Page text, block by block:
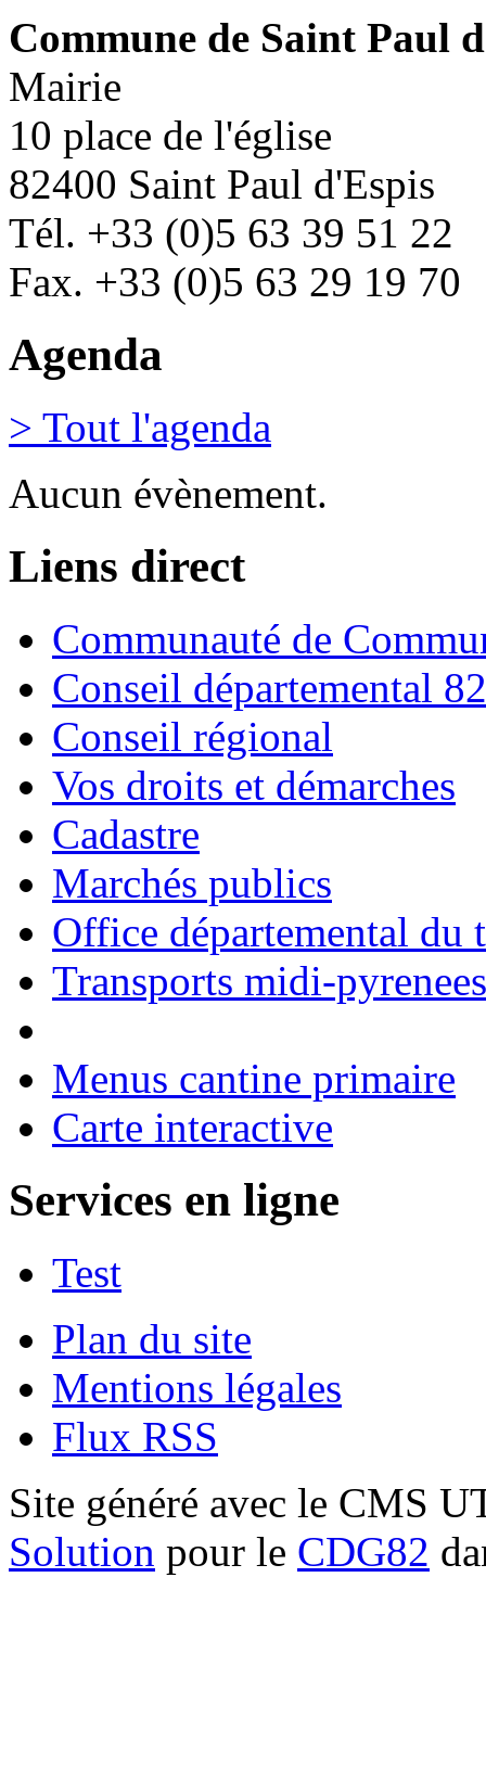
Commune de Saint Paul
Mairie
10 place de l'église
82400 Saint Paul d'Espis
Tél. +33 (0)5 63 39 51 22
Fax. +33 (0)5 63 29 19 70
Agenda
> Tout l'agenda
Aucun évènement.
Liens direct
Communauté de
Conseil départemental 82
Conseil régional
Vos droits et démarches
Cadastre
Marchés publics
Office départemental du
Transports midi-pyrenees
Menus cantine primaire
Carte interactive
Services en ligne
Test
Plan du site
Mentions légales
Flux RSS
Site généré avec le CMS
Solution pour le CDG82